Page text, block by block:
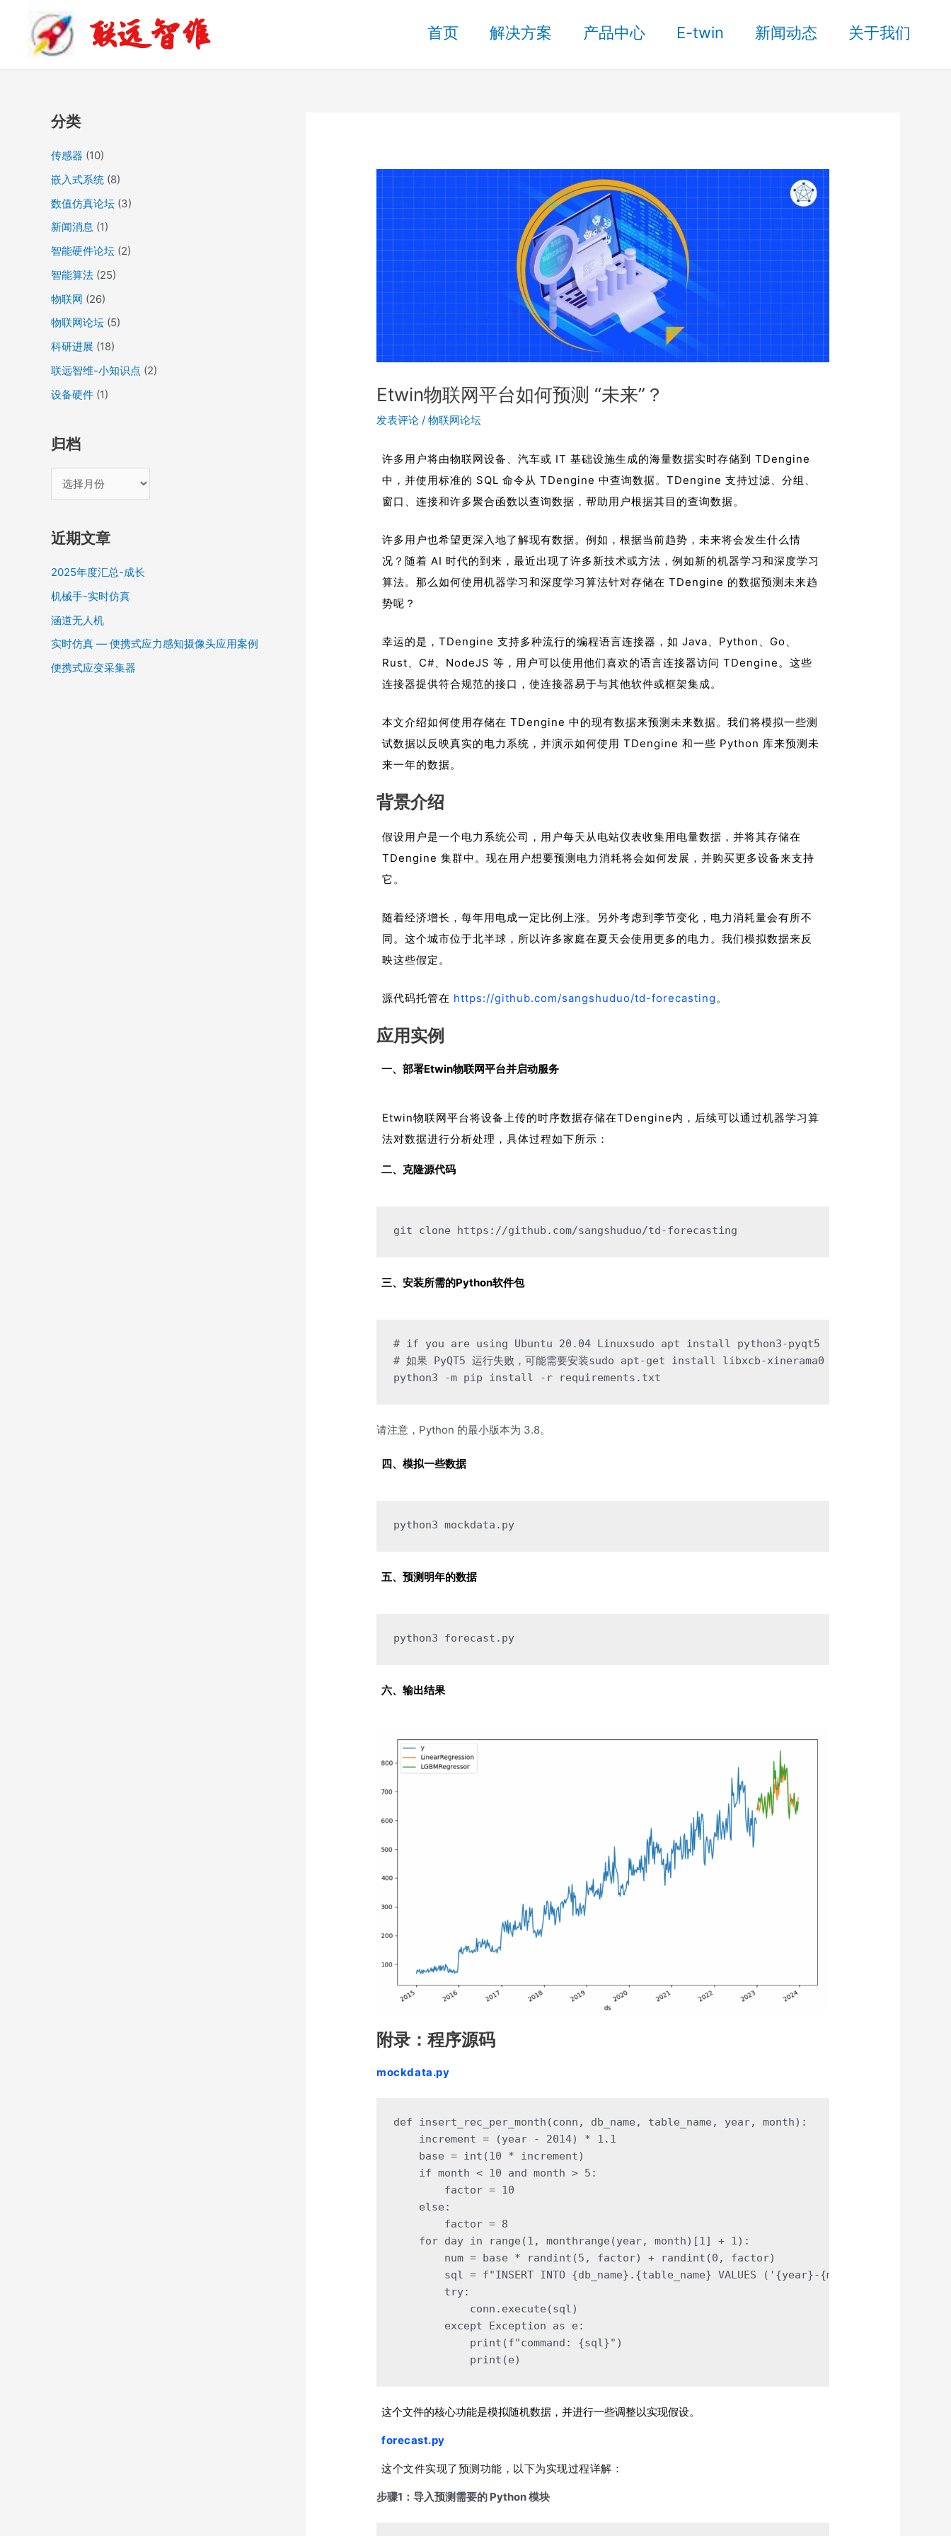
联远智维 首页 解决方案 产品中心 E-twin 新闻动态 关于我们
分类
传感器 (10)
嵌入式系统 (8)
数值仿真论坛 (3)
新闻消息 (1)
智能硬件论坛 (2)
智能算法 (25)
物联网 (26)
物联网论坛 (5)
科研进展 (18)
联远智维-小知识点 (2)
设备硬件 (1)
归档
归
档
近期文章
2025年度汇总-成长
机械手-实时仿真
涵道无人机
实时仿真 — 便携式应力感知摄像头应用案例
便携式应变采集器
Etwin物联网平台如何预测 “未来”？
发表评论 /物联网论坛
许多用户将由物联网设备、汽车或 IT 基础设施生成的海量数据实时存储到 TDengine
中，并使用标准的 SQL 命令从 TDengine 中查询数据。TDengine 支持过滤、分组、
窗口、连接和许多聚合函数以查询数据，帮助用户根据其目的查询数据。
许多用户也希望更深入地了解现有数据。例如，根据当前趋势，未来将会发生什么情
况？随着 AI 时代的到来，最近出现了许多新技术或方法，例如新的机器学习和深度学习
算法。那么如何使用机器学习和深度学习算法针对存储在 TDengine 的数据预测未来趋
势呢？
幸运的是，TDengine 支持多种流行的编程语言连接器，如 Java、Python、Go、
Rust、C#、NodeJS 等，用户可以使用他们喜欢的语言连接器访问 TDengine。这些
连接器提供符合规范的接口，使连接器易于与其他软件或框架集成。
本文介绍如何使用存储在 TDengine 中的现有数据来预测未来数据。我们将模拟一些测
试数据以反映真实的电力系统，并演示如何使用 TDengine 和一些 Python 库来预测未
来一年的数据。
背景介绍
假设用户是一个电力系统公司，用户每天从电站仪表收集用电量数据，并将其存储在
TDengine 集群中。现在用户想要预测电力消耗将会如何发展，并购买更多设备来支持
它。
随着经济增长，每年用电成一定比例上涨。另外考虑到季节变化，电力消耗量会有所不
同。这个城市位于北半球，所以许多家庭在夏天会使用更多的电力。我们模拟数据来反
映这些假定。
源代码托管在 https://github.com/sangshuduo/td-forecasting。
应用实例
一、部署Etwin物联网平台并启动服务
Etwin物联网平台将设备上传的时序数据存储在TDengine内，后续可以通过机器学习算
法对数据进行分析处理，具体过程如下所示：
二、克隆源代码
git clone https: //github.com/sangshuduo/td-forecasting
三、安装所需的Python软件包
# if you are using Ubuntu 20.04 Linuxsudo apt install python3-pyqt5
# 如果 PyQT5 运行失败，可能需要安装sudo apt-get install libxcb-xinerama0
python3 -m pip install -r requirements.txt
请注意，Python 的最小版本为 3.8。
四、模拟一些数据
python3 mockdata .py
五、预测明年的数据
python3 forecast .py
六、输出结果
附录：程序源码
mockdata.py
def insert_rec_per_month (conn, db_name, table_name, year, month) :
    increment = (year -
2014) * 1.1
    base = int(
10 * increment)
if month < 10 and month > 5 :
        factor =
10
else :
        factor =
8
for day in range(1 , monthrange(year, month)[1] + 1):
        num = base * randint(
5 , factor) + randint(0 , factor)
        sql =
f"INSERT INTO {db_name} . {table_name} VALUES (' {year}-{month}
try:
            conn.execute(sql)
except Exception as e:
            print(
f"command: {sql}" )
            print(e)
这个文件的核心功能是模拟随机数据，并进行一些调整以实现假设。
forecast.py
这个文件实现了预测功能，以下为实现过程详解：
步骤1：导入预测需要的 Python 模块